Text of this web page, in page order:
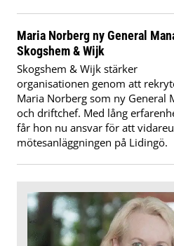
Maria Norberg ny General
Skogshem & Wijk
Skogshem & Wijk stärker
organisationen genom att
Maria Norberg som ny General
och driftchef. Med lång
får hon nu ansvar för att
mötesanläggningen på Lidingö.